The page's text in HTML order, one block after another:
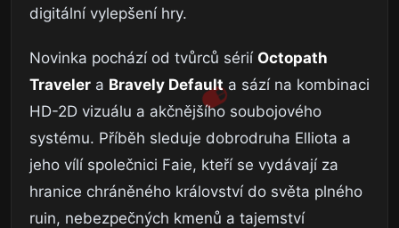
digitální vylepšení hry.
Novinka pochází od tvůrců sérií Octopath
Traveler a Bravely Defaulta sází na kombinaci
HD-2D vizuálu a akčnějšího soubojového
systému. Příběh sleduje dobrodruha Elliota a
jeho vílí společnici Faie, kteří se vydávají za
hranice chráněného království do světa plného
ruin, nebezpečných kmenů a tajemství